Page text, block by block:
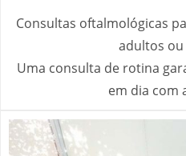
Consultas oftalmológicas
adultos ou
Uma consulta de rotina
em dia com